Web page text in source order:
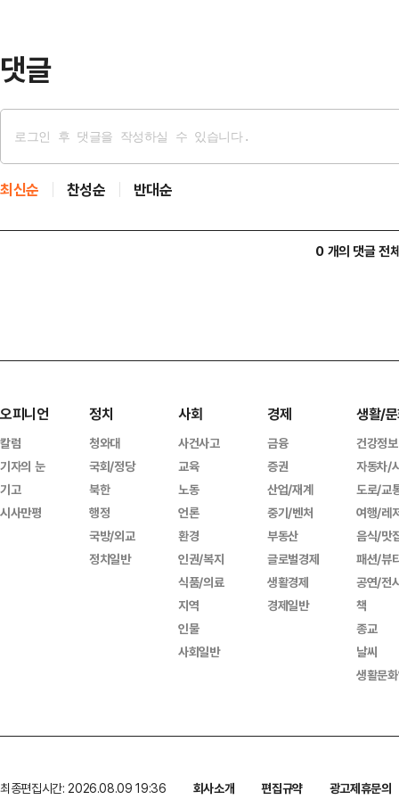
댓글
최신순 찬성순 반대순
0 개의 댓글 전
오피니언
칼럼
기자의 눈
기고
시사만평
정치
청와대
국회/정당
북한
행정
국방/외교
정치일반
사회
사건사고
교육
노동
언론
환경
인권/복지
식품/의료
지역
인물
사회일반
경제
금융
증권
산업/재계
중기/벤처
부동산
글로벌경제
생활경제
경제일반
생활/
건강정보
자동차/
도로/교
여행/레
음식/맛
패션/뷰
공연/전
책
종교
날씨
생활문
최종편집시간: 2026.08.09 19:36 회사소개 편집규약 광고제휴문의